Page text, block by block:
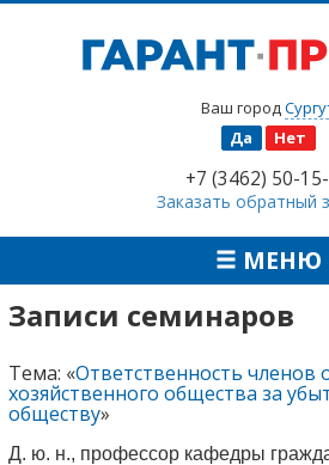
Ваш город
Да
Нет
+7 (3462) 50-
Заказать обратный
МЕНЮ
Записи семинаров
Тема: «Ответственность членов
хозяйственного общества за
обществу»
Д. ю. н., профессор кафедры